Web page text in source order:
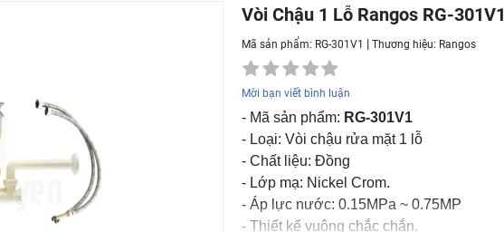
Vòi Chậu 1 Lỗ Rangos RG-301V1
Mã sản phẩm: RG-301V1 |Thương hiệu: Rangos
Mời bạn viết bình luận
- Mã sản phẩm: RG-301V1
- Loại: Vòi chậu rửa mặt 1 lỗ
- Chất liệu: Đồng
- Lớp mạ: Nickel Crom.
- Áp lực nước: 0.15MPa ~ 0.75MP
- Thiết kế vuông chắc chắn.